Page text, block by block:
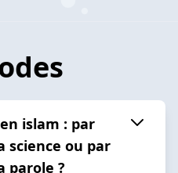
islam : par
science ou par
parole ?